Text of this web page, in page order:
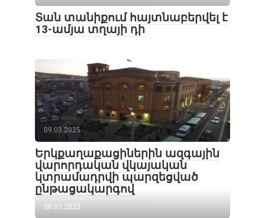
Տան տանիքում հայտնաբերվել է
13-ամյա տղայի դի
09.03.2025
Երկքաղաքացիներին ազգային
վարորդական վկայական
կտրամադրվի պարզեցված
ընթացակարգով
08.03.2025